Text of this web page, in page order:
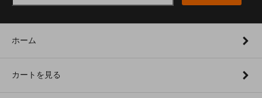
ホーム
カートを見る